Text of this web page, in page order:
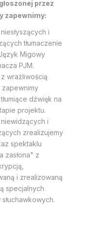
przez
zapewnimy:
i
tłumaczenie
Migowy
PJM.
wrażliwością
zapewnimy
dźwięk na
projektu.
i
zrealizujemy
spektaklu
zasłona" z
i zrealizowaną
specjalnych